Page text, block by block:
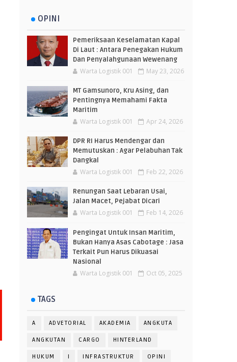
OPINI
Pemeriksaan Keselamatan Kapal
Di Laut : Antara Penegakan Hukum
Dan Penyalahgunaan Wewenang
Warta Logistik 001 May 23, 2026
MT Gamsunoro, Kru Asing, dan
Pentingnya Memahami Fakta
Maritim
Warta Logistik 001 Apr 24, 2026
DPR RI Harus Mendengar dan
Memutuskan : Agar Pelabuhan Tak
Dangkal
Warta Logistik 001 Feb 22, 2026
Renungan Saat Lebaran Usai,
Jalan Macet, Pejabat Dicari
Warta Logistik 001 Feb 14, 2026
Pengingat Untuk Insan Maritim,
Bukan Hanya Asas Cabotage : Jasa
Terkait Pun Harus Dikuasai
Nasional
Warta Logistik 001 Oct 05, 2025
TAGS
A ADVETORIAL AKADEMIA ANGKUTA
ANGKUTAN CARGO HINTERLAND
HUKUM I INFRASTRUKTUR OPINI